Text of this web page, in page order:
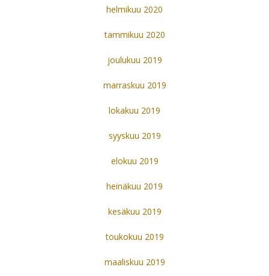
helmikuu 2020
tammikuu 2020
joulukuu 2019
marraskuu 2019
lokakuu 2019
syyskuu 2019
elokuu 2019
heinäkuu 2019
kesäkuu 2019
toukokuu 2019
maaliskuu 2019